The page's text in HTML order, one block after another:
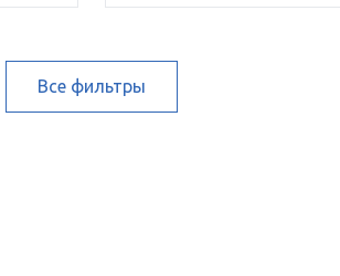
Все фильтры